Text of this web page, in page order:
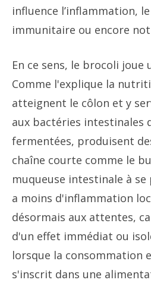
influence l’inflammation,
immunitaire ou encore
En ce sens, le brocoli
Comme l'explique la
atteignent le côlon et y
aux bactéries intestinales
fermentées, produisent
chaîne courte comme le
muqueuse intestinale à
a moins d'inflammation
désormais aux attentes,
d'un effet immédiat ou
lorsque la consommation
s'inscrit dans une